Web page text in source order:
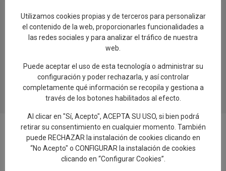
Artesanía avanza “El Viaje del Barro.
Regreso a Los Alfares», una muestra sobre
el proceso de creación de la cerámica
24.07.2026
Utilizamos cookies propias y de terceros para personalizar
el contenido de la web, proporcionarles funcionalidades a
las redes sociales y para analizar el tráfico de nuestra
web.
Puede aceptar el uso de esta tecnología o administrar su
configuración y poder rechazarla, y así controlar
completamente qué información se recopila y gestiona a
través de los botones habilitados al efecto.
Al clicar en "Sí, Acepto", ACEPTA SU USO, si bien podrá
retirar su consentimiento en cualquier momento. También
puede RECHAZAR la instalación de cookies clicando en
“No Acepto" o CONFIGURAR la instalación de cookies
clicando en “Configurar Cookies”.